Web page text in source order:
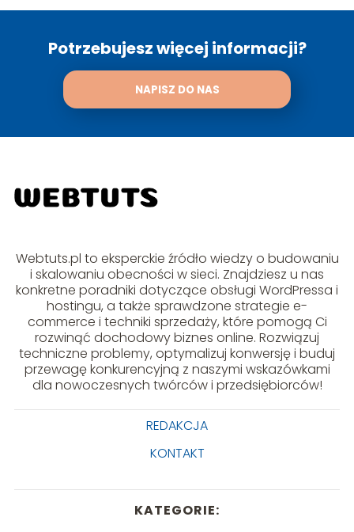
Potrzebujesz więcej informacji?
NAPISZ DO NAS
Webtuts.pl to eksperckie źródło wiedzy o budowaniu
i skalowaniu obecności w sieci. Znajdziesz u nas
konkretne poradniki dotyczące obsługi WordPressa i
hostingu, a także sprawdzone strategie e-
commerce i techniki sprzedaży, które pomogą Ci
rozwinąć dochodowy biznes online. Rozwiązuj
techniczne problemy, optymalizuj konwersję i buduj
przewagę konkurencyjną z naszymi wskazówkami
dla nowoczesnych twórców i przedsiębiorców!
REDAKCJA
KONTAKT
KATEGORIE: